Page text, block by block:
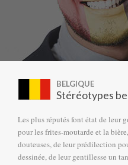
BELGIQUE
Stéréotypes
Les plus réputés font état de leur
pour les frites-moutarde et la
douteuses, de leur prédilection
dessinée, de leur gentillesse un